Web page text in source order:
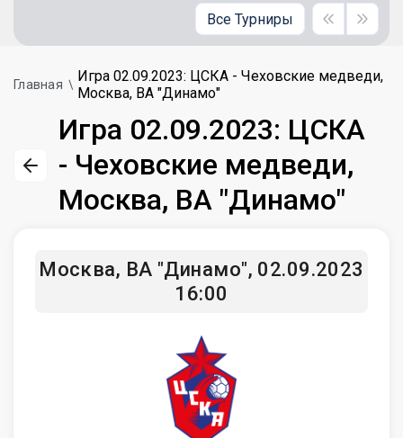
Все Турниры
Главная
Игра 02.09.2023: ЦСКА - Чеховские медведи,
Москва, ВА "Динамо"
Игра 02.09.2023: ЦСКА
- Чеховские медведи,
Москва, ВА "Динамо"
Москва, ВА "Динамо", 02.09.2023
16:00